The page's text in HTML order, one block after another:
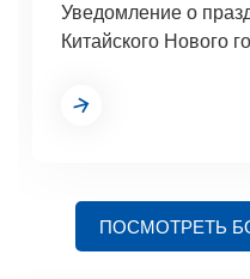
Уведомление о
Китайского Нового
ПОСМОТРЕТЬ